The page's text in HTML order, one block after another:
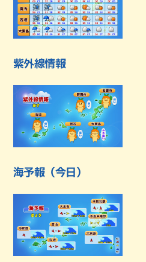
紫外線情報
海予報（今日）